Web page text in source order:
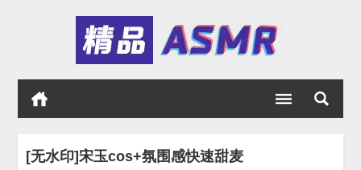
[无水印]宋玉cos+氛围感快速甜麦